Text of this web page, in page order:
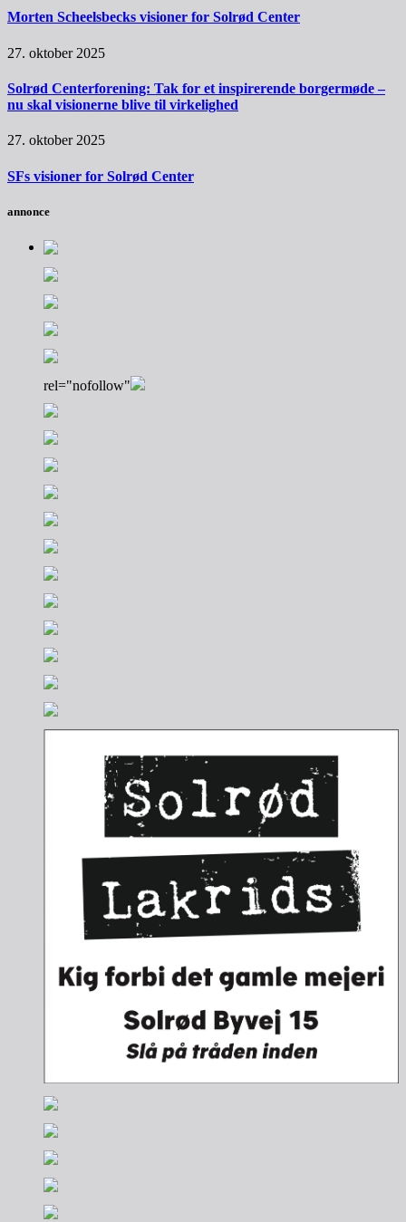
Morten Scheelsbecks visioner for Solrød Center
27. oktober 2025
Solrød Centerforening: Tak for et inspirerende borgermøde –
nu skal visionerne blive til virkelighed
27. oktober 2025
SFs visioner for Solrød Center
annonce
rel="nofollow"